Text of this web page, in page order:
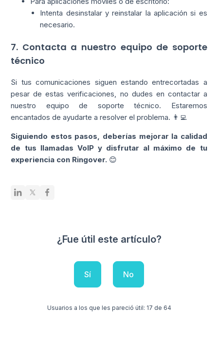
Intenta desinstalar y reinstalar la aplicación si es
necesario.
7. Contacta a nuestro equipo de soporte
técnico
Si tus comunicaciones siguen estando entrecortadas a
pesar de estas verificaciones, no dudes en contactar a
nuestro equipo de soporte técnico. Estaremos
encantados de ayudarte a resolver el problema. 👨‍💻
Siguiendo estos pasos, deberías mejorar la calidad
de tus llamadas VoIP y disfrutar al máximo de tu
experiencia con Ringover. 😊
¿Fue útil este artículo?
Sí No
Usuarios a los que les pareció útil: 17 de 64